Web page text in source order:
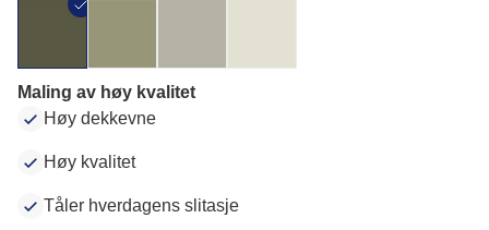
Maling av høy kvalitet
Høy dekkevne
Høy kvalitet
Tåler hverdagens slitasje